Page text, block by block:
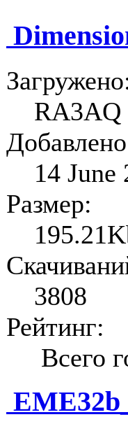
RA3AQ
14 June
Размер:
3808
Рейтинг:
Всего